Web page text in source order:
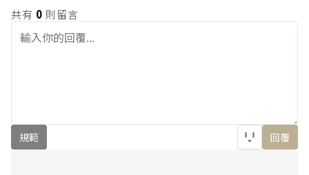
共有 0 則留言
規範 回覆